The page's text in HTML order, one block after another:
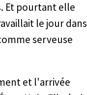
Et pourtant elle
le jour dans
serveuse
et l'arrivée